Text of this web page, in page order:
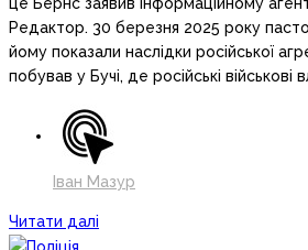
Редактор. 30 березня 2025 року
йому показали наслідки російської
побував у Бучі, де російські військові
Іван Мазур
Читати далі